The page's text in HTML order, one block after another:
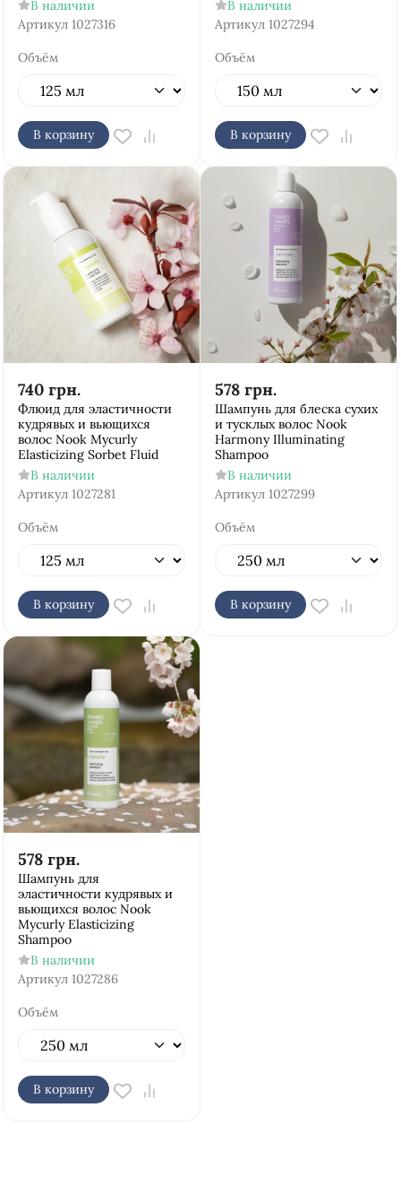
В наличии
Артикул 1027316
Объём
В корзину
В наличии
Артикул 1027294
Объём
В корзину
740 грн.
Флюид для эластичности
кудрявых и вьющихся
волос Nook Mycurly
Elasticizing Sorbet Fluid
В наличии
Артикул 1027281
Объём
В корзину
578 грн.
Шампунь для блеска сухих
и тусклых волос Nook
Harmony Illuminating
Shampoo
В наличии
Артикул 1027299
Объём
В корзину
578 грн.
Шампунь для
эластичности кудрявых и
вьющихся волос Nook
Mycurly Elasticizing
Shampoo
В наличии
Артикул 1027286
Объём
В корзину